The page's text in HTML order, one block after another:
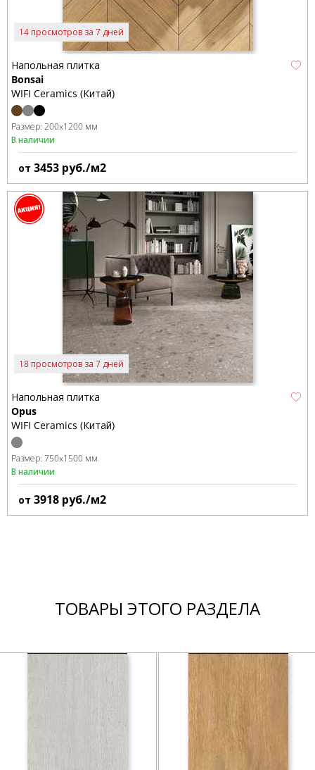
14 просмотров за 7 дней
Напольная плитка
Bonsai
WIFI Ceramics (Китай)
Размер: 200x1200 мм
В наличии
от 3453 руб./м2
18 просмотров за 7 дней
Напольная плитка
Opus
WIFI Ceramics (Китай)
Размер: 750x1500 мм
В наличии
от 3918 руб./м2
ТОВАРЫ ЭТОГО РАЗДЕЛА